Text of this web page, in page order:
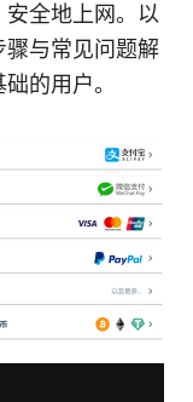
全地上网。以
与常见问题解
的用户。